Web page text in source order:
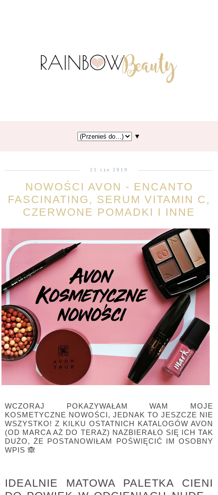
▼
21 cze 2019
NOWOŚCI AVON - ENCANTO
FASCINATING, SERUM VITAMIN C,
CZERWONE POMADKI I INNE
WCZORAJ POKAZYWAŁAM WAM MOJE
KOSMETYCZNE NOWOŚCI, JEDNAK TO JESZCZE NIE
WSZYSTKO! Z KILKU OSTATNICH KATALOGÓW AVON
(OD MARCA AŻ DO TERAZ) NAZBIERAŁO SIĘ ICH TAK
DUŻO, ŻE POSTANOWIŁAM POŚWIĘCIĆ IM OSOBNY
WPIS 🙈
IDEALNIE MATOWA PALETKA CIENI